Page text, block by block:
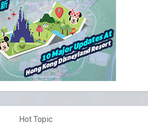
Hot Topic